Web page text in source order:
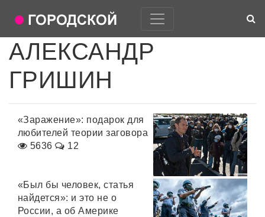
АЛЕКСАНДР
ГРИШИН
«Заражение»: подарок для
любителей теории заговора
5636
12
«Был бы человек, статья
найдется»: и это не о
России, а об Америке